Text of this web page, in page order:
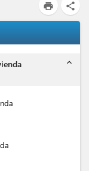
print share
expand_less